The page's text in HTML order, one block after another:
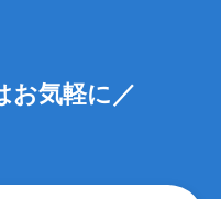
お気軽に／